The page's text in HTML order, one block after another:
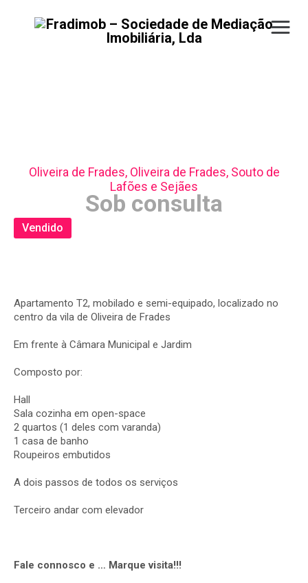
Oliveira de Frades, Oliveira de Frades, Souto de
Lafões e Sejães
Sob consulta
Vendido
Apartamento T2, mobilado e semi-equipado, localizado no
centro da vila de Oliveira de Frades
Em frente à Câmara Municipal e Jardim
Composto por:
Hall
Sala cozinha em open-space
2 quartos (1 deles com varanda)
1 casa de banho
Roupeiros embutidos
A dois passos de todos os serviços
Terceiro andar com elevador
Fale connosco e … Marque visita!!!